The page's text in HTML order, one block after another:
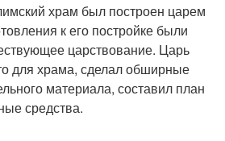
храм был построен царем
к его постройке были
царствование. Царь
для храма, сделал обширные
материала, составил план
средства.